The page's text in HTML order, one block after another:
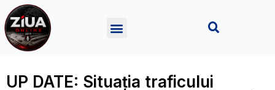
UP DATE: Situaţia traficului